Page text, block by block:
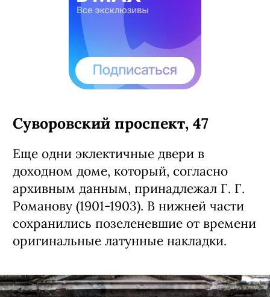
Суворовский проспект, 47
Еще одни эклектичные двери в
доходном доме, который, согласно
архивным данным, принадлежал Г. Г.
Романову (1901-1903). В нижней части
сохранились позеленевшие от времени
оригинальные латунные накладки.